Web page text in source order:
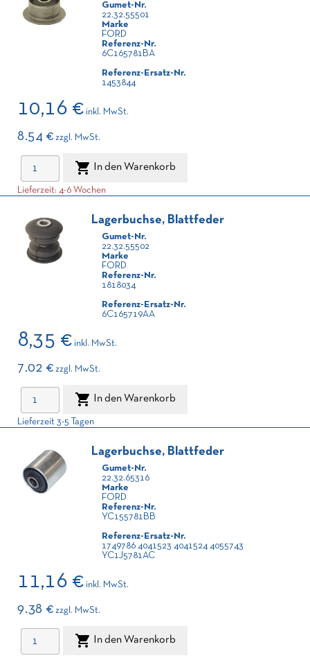
Gumet-Nr.
22.32.55501
Marke
FORD
Referenz-Nr.
6C165781BA
Referenz-Ersatz-Nr.
1453844
10,16 € inkl. MwSt.
8.54 € zzgl. MwSt.
 In den Warenkorb
Lieferzeit: 4-6 Wochen
Lagerbuchse, Blattfeder
Gumet-Nr.
22.32.55502
Marke
FORD
Referenz-Nr.
1818034
Referenz-Ersatz-Nr.
6C165719AA
8,35 € inkl. MwSt.
7.02 € zzgl. MwSt.
 In den Warenkorb
Lieferzeit 3-5 Tagen
Lagerbuchse, Blattfeder
Gumet-Nr.
22.32.65316
Marke
FORD
Referenz-Nr.
YC155781BB
Referenz-Ersatz-Nr.
1749786 4041523 4041524 4055743
YC1J5781AC
11,16 € inkl. MwSt.
9.38 € zzgl. MwSt.
 In den Warenkorb